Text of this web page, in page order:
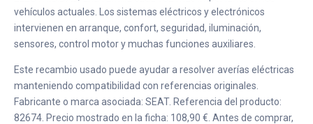
vehículos actuales. Los sistemas eléctricos y electrónicos
intervienen en arranque, confort, seguridad, iluminación,
sensores, control motor y muchas funciones auxiliares.
Este recambio usado puede ayudar a resolver averías eléctricas
manteniendo compatibilidad con referencias originales.
Fabricante o marca asociada: SEAT. Referencia del producto:
82674. Precio mostrado en la ficha: 108,90 €. Antes de comprar,